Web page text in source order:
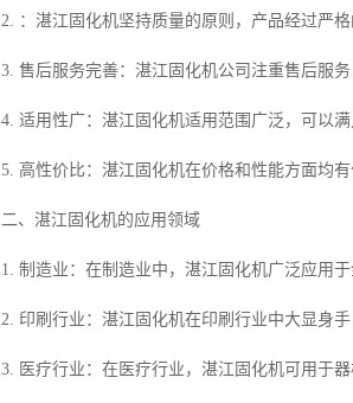
2. ：湛江固化机坚持质量的原则，产品经过严格
3. 售后服务完善：湛江固化机公司注重售后服
4. 适用性广：湛江固化机适用范围广泛，可以满
5. 高性价比：湛江固化机在价格和性能方面均
二、湛江固化机的应用领域
1. 制造业：在制造业中，湛江固化机广泛应用
2. 印刷行业：湛江固化机在印刷行业中大显身
3. 医疗行业：在医疗行业，湛江固化机可用于